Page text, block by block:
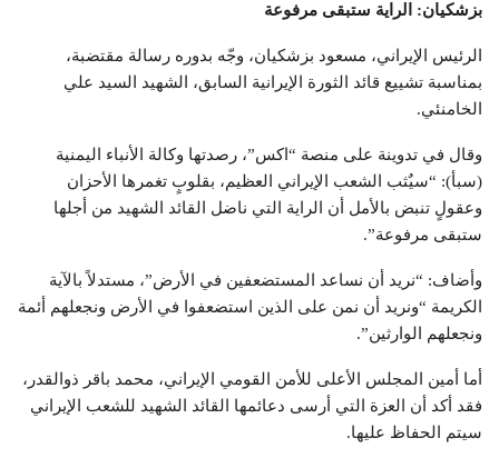
بزشكيان: الراية ستبقى مرفوعة
الرئيس الإيراني، مسعود بزشكيان، وجّه بدوره رسالة مقتضبة،
بمناسبة تشييع قائد الثورة الإيرانية السابق، الشهيد السيد علي
الخامنئي.
وقال في تدوينة على منصة “اكس”، رصدتها وكالة الأنباء اليمنية
(سبأ): “سيٌثب الشعب الإيراني العظيم، بقلوبٍ تغمرها الأحزان
وعقولٍ تنبض بالأمل أن الراية التي ناضل القائد الشهيد من أجلها
ستبقى مرفوعة”.
وأضاف: “نريد أن نساعد المستضعفين في الأرض”، مستدلاً بالآية
الكريمة “ونريد أن نمن على الذين استضعفوا في الأرض ونجعلهم أئمة
ونجعلهم الوارثين”.
أما أمين المجلس الأعلى للأمن القومي الإيراني، محمد باقر ذوالقدر،
فقد أكد أن العزة التي أرسى دعائمها القائد الشهيد للشعب الإيراني
سيتم الحفاظ عليها.